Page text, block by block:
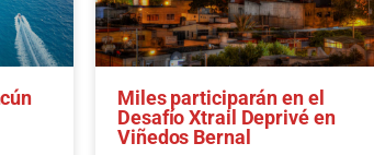
Miles participarán en el
Desafío Xtrail Deprivé en
Viñedos Bernal